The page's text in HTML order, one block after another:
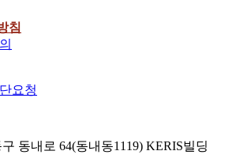
침
요청
동내로 64(동내동1119) KERIS빌딩